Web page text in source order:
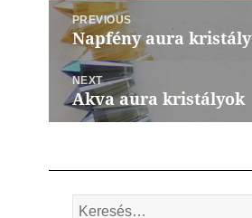
Bejegyzés
navigáció
PREVIOUS
Previous
post:
Napfény aura kristály
NEXT
Next
post:
Akva aura kristályok
Keresés: